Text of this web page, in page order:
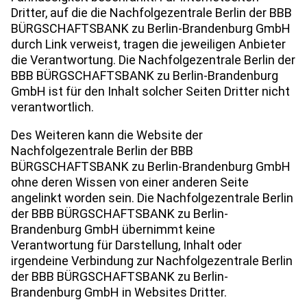
Dritter, auf die die Nachfolgezentrale Berlin der BBB
BÜRGSCHAFTSBANK zu Berlin-Brandenburg GmbH
durch Link verweist, tragen die jeweiligen Anbieter
die Verantwortung. Die Nachfolgezentrale Berlin der
BBB BÜRGSCHAFTSBANK zu Berlin-Brandenburg
GmbH ist für den Inhalt solcher Seiten Dritter nicht
verantwortlich.
Des Weiteren kann die Website der
Nachfolgezentrale Berlin der BBB
BÜRGSCHAFTSBANK zu Berlin-Brandenburg GmbH
ohne deren Wissen von einer anderen Seite
angelinkt worden sein. Die Nachfolgezentrale Berlin
der BBB BÜRGSCHAFTSBANK zu Berlin-
Brandenburg GmbH übernimmt keine
Verantwortung für Darstellung, Inhalt oder
irgendeine Verbindung zur Nachfolgezentrale Berlin
der BBB BÜRGSCHAFTSBANK zu Berlin-
Brandenburg GmbH in Websites Dritter.